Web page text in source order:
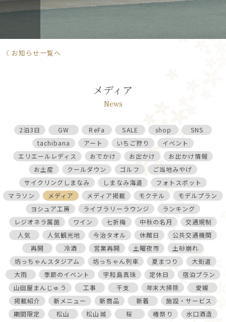
〈 お知らせ一覧へ
メディア
News
2泊3日 GW ReFa SALE shop
SNS
tachibana
アート いちご狩り
イベント
エリエールレディス
おでかけ お出かけ
お出かけ情報
お土産
クールダウン ゴルフ
ご当地みやげ
サイクリングしまなみ
しまなみ海道
フォトスポット
マラソン
メディア メディア掲載 モクテル
モデルプラン
ヨシュア工房
ライブラリーラウンジ
ランキング
レジオネラ属菌
ワイン 七折梅 中秋の名月
交通規制
人気
人気観光地 今治タオル 休館日
公共交通機関
再開
冷酒 営業再開 土曜夜市
土砂崩れ
坊っちゃんスタジアム
坊っちゃん列車 夏まつり
大街道
大雨
季節のイベント 宇和島真珠 定休日
宿泊プラン
山田屋まんじゅう
工事 干支 年末大掃除
愛媛
掲載紹介
新メニュー 新商品 新着
施設・サービス
期間限定
松山 松山城 桜 椿祭り
水口酒造